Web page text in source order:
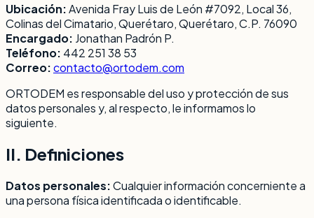
Ubicación:Avenida Fray Luis de León #7092, Local 36,
Colinas del Cimatario, Querétaro, Querétaro, C.P. 76090
Encargado: Jonathan Padrón P.
Teléfono: 442 251 38 53
Correo:contacto@ortodem.com
ORTODEM es responsable del uso y protección de sus
datos personales y, al respecto, le informamos lo
siguiente.
II. Definiciones
Datos personales:Cualquier información concerniente a
una persona física identificada o identificable.